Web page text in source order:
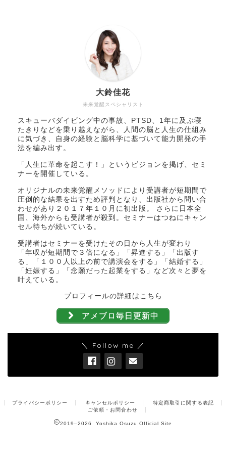
未来覚醒スペシャリスト
大鈴佳花
スキューバダイビング中の事故、PTSD、1年に及ぶ寝
たきりなどを乗り越えながら、人間の脳と人生の仕組み
に気づき、自身の経験と脳科学に基づいて能力開発の手
法を編み出す。
「人生に革命を起こす！」というビジョンを掲げ、セミ
ナーを開催している。
オリジナルの未来覚醒メソッドにより受講者が短期間で
圧倒的な結果を出すため評判となり、出版社から問い合
わせがあり２０１７年１０月に初出版。 さらに日本全
国、海外からも受講者が殺到。セミナーはつねにキャン
セル待ちが続いている。
受講者はセミナーを受けたその日から人生が変わり
「年収が短期間で３倍になる」「昇進する」「出版す
る」「１００人以上の前で講演会をする」「結婚する」
「妊娠する」「念願だった起業をする」など次々と夢を
叶えている。
プロフィールの詳細はこちら
アメブロ毎日更新中
＼ Follow me ／
プライバシーポリシー キャンセルポリシー
特定商取引に関する表記
ご依頼・お問合わせ
2019–2026 Yoshika Osuzu Official Site